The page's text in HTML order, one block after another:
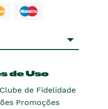
de Uso
de Fidelidade
Promoções